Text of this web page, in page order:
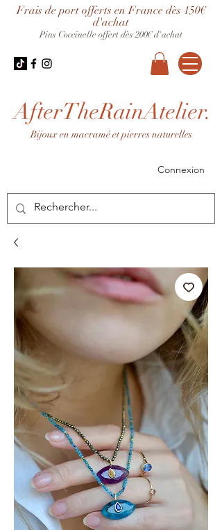
AfterTheRainAtelier.
Bijoux en macramé et pierres naturelles
Connexion
Frais de port offerts en France dès 150€
d'achat
Pins Coccinelle offert dès 200€ d'achat